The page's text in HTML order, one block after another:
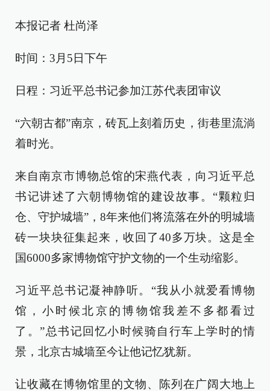
本报记者 杜尚泽
时间：3月5日下午
日程：习近平总书记参加江苏代表团审议
“六朝古都”南京，砖瓦上刻着历史，街巷里流淌
着时光。
来自南京市博物总馆的宋燕代表，向习近平总
书记讲述了六朝博物馆的建设故事。“颗粒归
仓、守护城墙”，8年来他们将流落在外的明城墙
砖一块块征集起来，收回了40多万块。这是全
国6000多家博物馆守护文物的一个生动缩影。
习近平总书记凝神静听。“我从小就爱看博物
馆，小时候北京的博物馆我差不多都看过
了。”总书记回忆小时候骑自行车上学时的情
景，北京古城墙至今让他记忆犹新。
让收藏在博物馆里的文物、陈列在广阔大地上